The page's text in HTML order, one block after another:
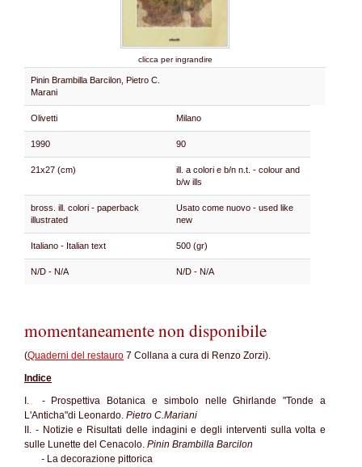
clicca per ingrandire
Pinin Brambilla Barcilon, Pietro C.
Marani
Olivetti Milano
1990 90
21x27 (cm)
ill. a colori e b/n n.t. - colour and
b/w ills
bross. ill. colori - paperback
illustrated
Usato come nuovo - used like
new
Italiano - Italian text 500 (gr)
N/D - N/A N/D - N/A
momentaneamente non disponibile
(Quaderni del restauro 7 Collana a cura di Renzo Zorzi).
Indice
I. - Prospettiva Botanica e simbolo nelle Ghirlande "Tonde a
L'Anticha"di Leonardo. Pietro C.Mariani
II. - Notizie e Risultati delle indagini e degli interventi sulla volta e
sulle Lunette del Cenacolo. Pinin Brambilla Barcilon
- La decorazione pittorica